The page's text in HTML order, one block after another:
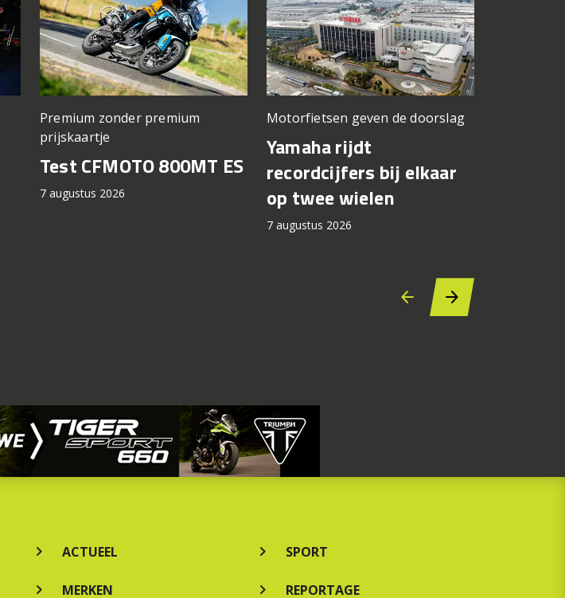
Premium zonder premium
prijskaartje
Test CFMOTO 800MT ES
7 augustus 2026
Motorfietsen geven de doorslag
Yamaha rijdt
recordcijfers bij elkaar
op twee wielen
7 augustus 2026
ACTUEEL
MERKEN
SPORT
REPORTAGE